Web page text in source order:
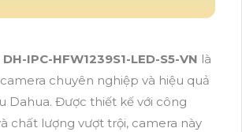
DH-IPC-HFW1239S1-LED-S5-VN là
chuyên nghiệp và hiệu quả
Dahua. Được thiết kế với công
chất lượng vượt trội, camera này